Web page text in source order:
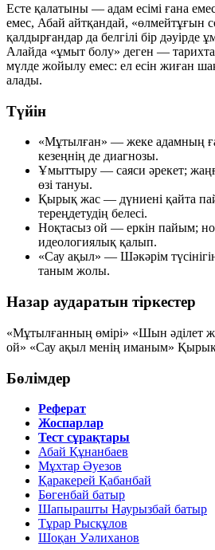
Есте қалатыны — адам есімі ғана
емес, Абай айтқандай, «өлмейтұғын
қалдырғандар да белгілі бір дәуірде
Алайда «ұмыт болу» деген —
мүлде жойылу емес: ел есін жиған
алады.
Түйін
«Мұтылған» — жеке адамның
кезеңнің де диагнозы.
Ұмыттыру — саяси әрекет;
өзі тануы.
Қырық жас — дүниені қайта
тереңдетудің белесі.
Ноқтасыз ой — еркін пайым;
идеологиялық қалып.
«Сау ақыл» — Шәкәрім
таным жолы.
Назар аударатын тіркестер
«Мұтылғанның өмірі» «Шын әділет
ой» «Сау ақыл менің иманым»
Бөлімдер
Реферат
Жоспарлар
Тест сұрақтары
Абай Құнанбаев
Мұхтар Әуезов
Қаракерей Қабанбай
Бөгенбай батыр
Шапырашты Наурызбай батыр
Тұрар Рысқұлов
Шоқан Уәлиханов